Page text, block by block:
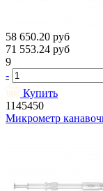
58 650.20 руб
71 553.24 руб
9
-
Купить
1145450
Микрометр